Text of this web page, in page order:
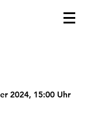
2024, 15:00 Uhr